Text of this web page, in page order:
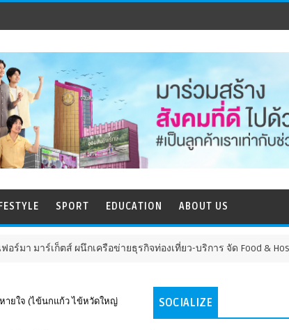
SPORT EDUCATION ABOUT US
เครือข่ายธุรกิจท่องเที่ยว-บริการ จัด Food & Hospitality Thailand
ายใจ (ไข้นกแก้ว ไข้หวัดใหญ่
SOCIALIZE